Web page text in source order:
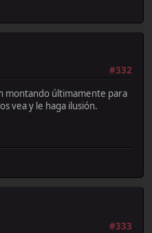
#332
montando últimamente para
vea y le haga ilusión.
#333